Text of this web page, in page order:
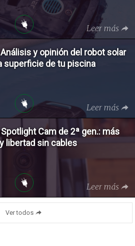
Leer más
y opinión del robot solar
superficie de tu piscina
Leer más
Cam de 2ª gen.: más
libertad sin cables
Leer más
Ver todos